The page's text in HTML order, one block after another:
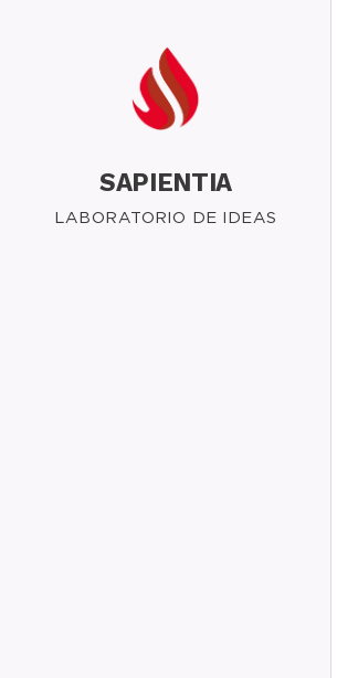
SAPIENTIA
LABORATORIO DE IDEAS